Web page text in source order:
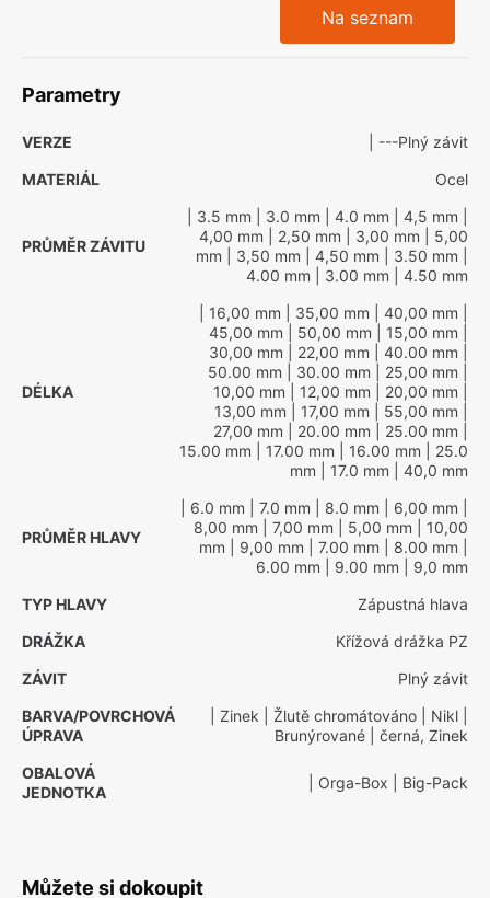
Na seznam
Parametry
VERZE
| ---Plný závit
MATERIÁL
Ocel
PRŮMĚR ZÁVITU
| 3.5 mm | 3.0 mm | 4.0 mm | 4,5 mm
4,00 mm | 2,50 mm | 3,00 mm | 5,00
mm | 3,50 mm | 4,50 mm | 3.50 mm
4.00 mm | 3.00 mm | 4.50 mm
DÉLKA
| 16,00 mm | 35,00 mm | 40,00 mm
45,00 mm | 50,00 mm | 15,00 mm
30,00 mm | 22,00 mm | 40.00 mm
50.00 mm | 30.00 mm | 25,00 mm
10,00 mm | 12,00 mm | 20,00 mm
13,00 mm | 17,00 mm | 55,00 mm
27,00 mm | 20.00 mm | 25.00 mm
15.00 mm | 17.00 mm | 16.00 mm | 25.0
mm | 17.0 mm | 40,0 mm
PRŮMĚR HLAVY
| 6.0 mm | 7.0 mm | 8.0 mm | 6,00 mm
8,00 mm | 7,00 mm | 5,00 mm | 10,00
mm | 9,00 mm | 7.00 mm | 8.00 mm
6.00 mm | 9.00 mm | 9,0 mm
TYP HLAVY
Zápustná hlava
DRÁŽKA
Křížová drážka PZ
ZÁVIT
Plný závit
BARVA/POVRCHOVÁ
ÚPRAVA
| Zinek | Žlutě chromátováno | Nikl
Brunýrované | černá, Zinek
OBALOVÁ
JEDNOTKA
| Orga-Box | Big-Pack
Můžete si dokoupit